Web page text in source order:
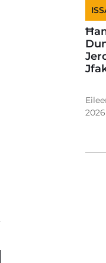
2026